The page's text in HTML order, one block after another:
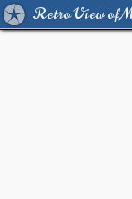
Retro View of